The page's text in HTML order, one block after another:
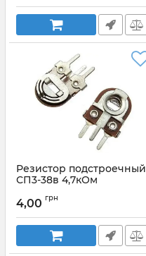
Резистор подстроечный
СП3-38в 4,7кОм
подстроечный СП3-38в 4,7кОм
4,00 грн